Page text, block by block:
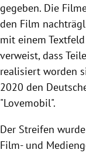
gegeben. Die
den Film
mit einem
verweist, dass
realisiert worden
2020 den
"Lovemobil".
Der Streifen
Film- und